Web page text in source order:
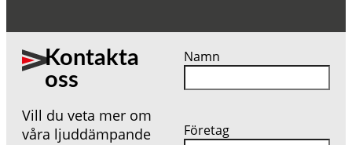
Kontakta
oss
Vill du veta mer om
våra ljuddämpande
Namn
Företag